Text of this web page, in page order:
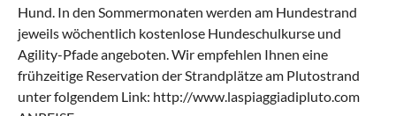
Hund. In den Sommermonaten werden am Hundestrand
jeweils wöchentlich kostenlose Hundeschulkurse und
Agility-Pfade angeboten. Wir empfehlen Ihnen eine
frühzeitige Reservation der Strandplätze am Plutostrand
unter folgendem Link: http://www.laspiaggiadipluto.com